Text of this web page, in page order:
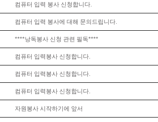
컴퓨터 입력 봉사 신청합니다.
컴퓨터 입력 봉사에 대해 문의드립니다.
****낭독봉사 신청 관련 필독****
컴퓨터 입력봉사 신청합니다.
컴퓨터 입력봉사 신청합니다.
컴퓨터 입력봉사 신청합니다.
자원봉사 시작하기에 앞서